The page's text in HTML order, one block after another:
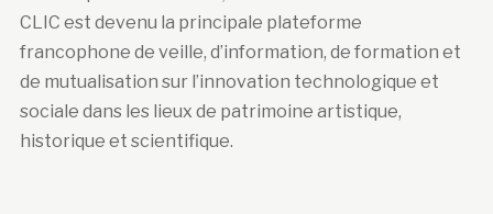
CLIC est devenu la principale plateforme
francophone de veille, d’information, de formation et
de mutualisation sur l’innovation technologique et
sociale dans les lieux de patrimoine artistique,
historique et scientifique.